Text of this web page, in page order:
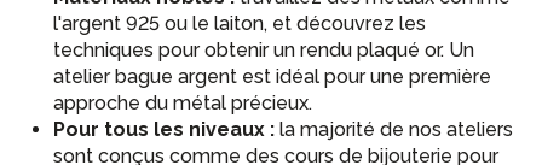
l'argent 925 ou le laiton, et découvrez les
techniques pour obtenir un rendu plaqué or. Un
atelier bague argent est idéal pour une première
approche du métal précieux.
Pour tous les niveaux : la majorité de nos ateliers
sont conçus comme des cours de bijouterie pour